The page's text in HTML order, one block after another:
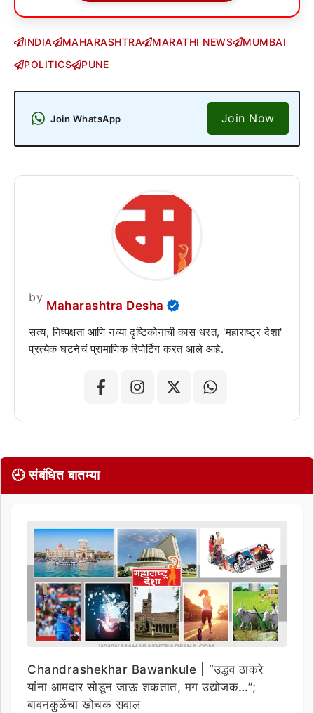
INDIA MAHARASHTRA MARATHI NEWS
MUMBAI
POLITICS
PUNE
Join WhatsApp Join Now
by
Maharashtra Desha
सत्य, निष्पक्षता आणि नव्या दृष्टिकोनाची कास धरत, 'महाराष्ट्र देशा'
प्रत्येक घटनेचं प्रामाणिक रिपोर्टिंग करत आले आहे.
🕘 संबंधित बातम्या
Chandrashekhar Bawankule | “उद्धव ठाकरे
यांना आमदार सोडून जाऊ शकतात, मग उद्योजक…”;
बावनकुळेंचा खोचक सवाल